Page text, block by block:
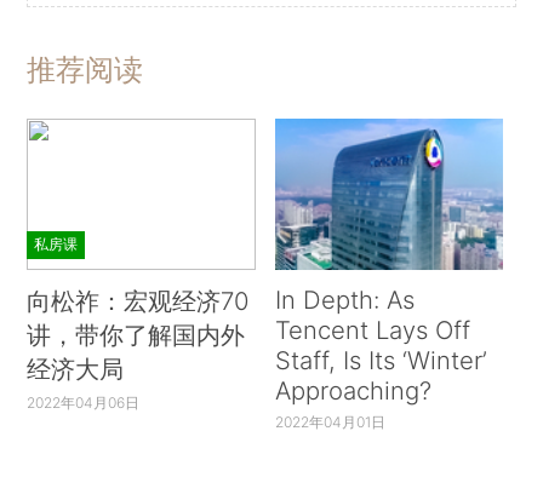
推荐阅读
私房课
向松祚：宏观经济70
讲，带你了解国内外
经济大局
2022年04月06日
In Depth: As
Tencent Lays Off
Staff, Is Its ‘Winter’
Approaching?
2022年04月01日